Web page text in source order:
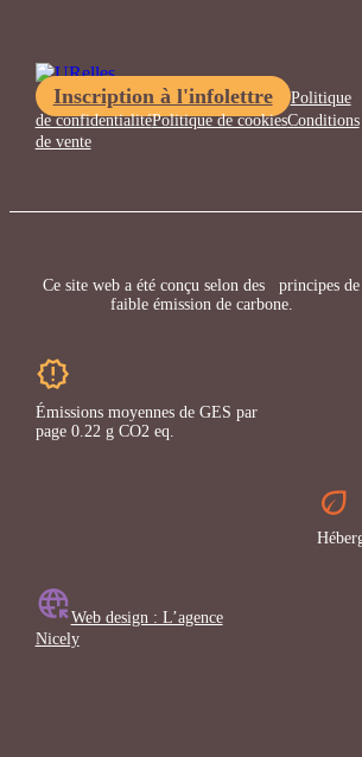
Inscription à l'infolettre
Politique
de confidentialitéPolitique de cookiesConditions
de vente
Ce site web a été conçu selon des principes de
faible émission de carbone.
Émissions moyennes de GES par
page 0.22 g CO2 eq.
Web design : L’agence
Nicely